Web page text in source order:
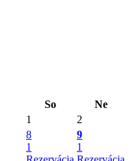
So
Ne
1
2
8
1
9
1